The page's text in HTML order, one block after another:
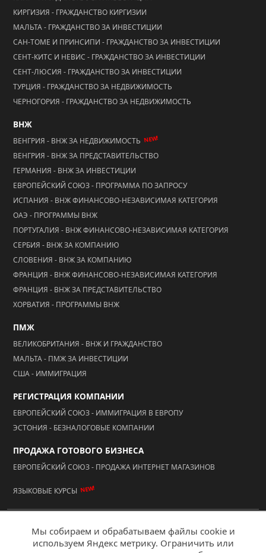
КИРГИЗИЯ - ГРАЖДАНСТВО КИРГИЗИИ
МАЛЬТА - ГРАЖДАНСТВО ЗА ИНВЕСТИЦИИ
САН-ТОМЕ И ПРИНСИПИ - ГРАЖДАНСТВО ЗА ИНВЕСТИЦИИ
СЕНТ-КИТС И НЕВИС - ГРАЖДАНСТВО ЗА ИНВЕСТИЦИИ
СЕНТ-ЛЮСИЯ - ГРАЖДАНСТВО ЗА ИНВЕСТИЦИИ
ТУРЦИЯ - ГРАЖДАНСТВО ЗА НЕДВИЖИМОСТЬ
ЧЕРНОГОРИЯ - ГРАЖДАНСТВО ЗА НЕДВИЖИМОСТЬ
ВНЖ
ВЕНГРИЯ - ВНЖ ЗА НЕДВИЖИМОСТЬ NEW!
ВЕНГРИЯ - ВНЖ ЗА ПРЕДСТАВИТЕЛЬСТВО
ГЕРМАНИЯ - ВНЖ ЗА ИНВЕСТИЦИИ
ЕВРОПЕЙСКИЙ СОЮЗ - ПРОГРАММА ПО ЗАПРОСУ
ИСПАНИЯ - ВНЖ ФИНАНСОВО-НЕЗАВИСИМАЯ КАТЕГОРИЯ
ОАЭ - ПРОГРАММЫ ВНЖ
ПОРТУГАЛИЯ - ВНЖ ФИНАНСОВО-НЕЗАВИСИМАЯ КАТЕГОРИЯ
СЕРБИЯ - ВНЖ ЗА КОМПАНИЮ
СЛОВЕНИЯ - ВНЖ ЗА КОМПАНИЮ
ФРАНЦИЯ - ВНЖ ФИНАНСОВО-НЕЗАВИСИМАЯ КАТЕГОРИЯ
ФРАНЦИЯ - ВНЖ ЗА ПРЕДСТАВИТЕЛЬСТВО
ХОРВАТИЯ - ПРОГРАММЫ ВНЖ
ПМЖ
ВЕЛИКОБРИТАНИЯ - ВНЖ И ГРАЖДАНСТВО
МАЛЬТА - ПМЖ ЗА ИНВЕСТИЦИИ
США - ИММИГРАЦИЯ
РЕГИСТРАЦИЯ КОМПАНИИ
ЕВРОПЕЙСКИЙ СОЮЗ - ИММИГРАЦИЯ В ЕВРОПУ
ЭСТОНИЯ - БЕЗНАЛОГОВЫЕ КОМПАНИИ
ПРОДАЖА ГОТОВОГО БИЗНЕСА
ЕВРОПЕЙСКИЙ СОЮЗ - ПРОДАЖА ИНТЕРНЕТ МАГАЗИНОВ
ЯЗЫКОВЫЕ КУРСЫ NEW!
© 2026 ООО "АААА Адвисер"
Мы собираем и обрабатываем файлы cookie и
используем Яндекс метрику. Ограничить или